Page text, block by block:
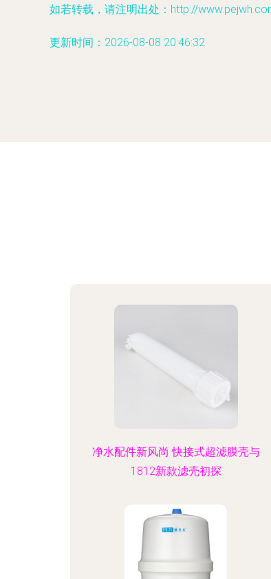
如若转载，请注明出处：http://
更新时间：2026-08-08 20:46:32
净水配件新风尚 快接式超滤膜壳与
1812新款滤壳初探